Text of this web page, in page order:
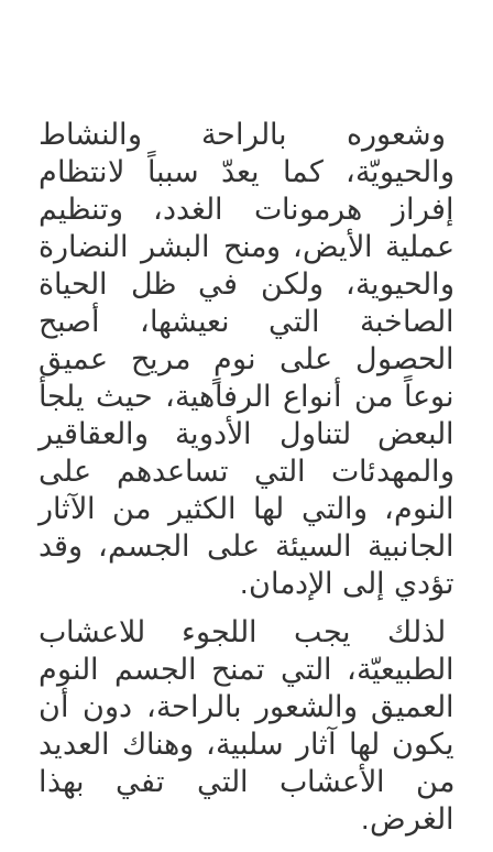
وشعوره بالراحة والنشاط
والحيويّة، كما يعدّ سبباً لانتظام
إفراز هرمونات الغدد، وتنظيم
عملية الأيض، ومنح البشر النضارة
والحيوية، ولكن في ظل الحياة
الصاخبة التي نعيشها، أصبح
الحصول على نومٍ مريح عميق
نوعاً من أنواع الرفاهية، حيث يلجأ
البعض لتناول الأدوية والعقاقير
والمهدئات التي تساعدهم على
النوم، والتي لها الكثير من الآثار
الجانبية السيئة على الجسم، وقد
تؤدي إلى الإدمان.
لذلك يجب اللجوء للاعشاب
الطبيعيّة، التي تمنح الجسم النوم
العميق والشعور بالراحة، دون أن
يكون لها آثار سلبية، وهناك العديد
من الأعشاب التي تفي بهذا
الغرض.